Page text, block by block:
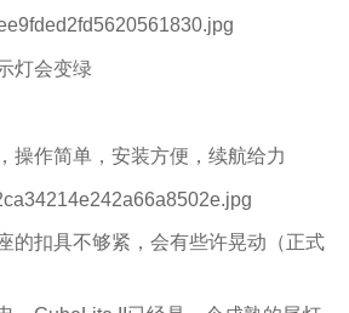
灯会变绿
操作简单，安装方便，续航给力
的扣具不够紧，会有些许晃动（正式